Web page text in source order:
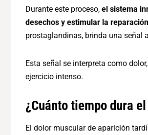
Durante este proceso, el sistema
desechos y estimular la
prostaglandinas, brinda una señal
Esta señal se interpreta como
ejercicio intenso.
¿Cuánto tiempo dura
El dolor muscular de aparición